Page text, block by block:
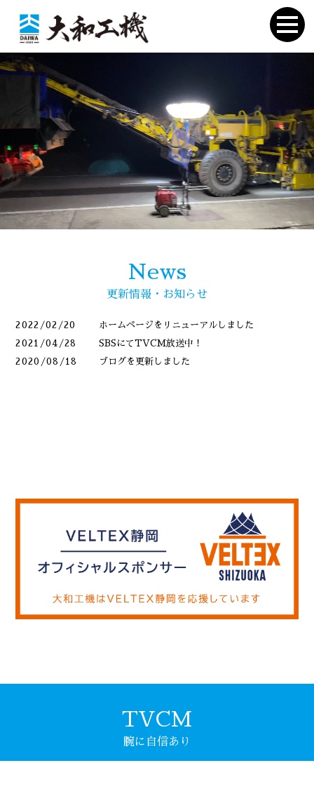
News
更新情報・お知らせ
2022/02/20
ホームページをリニューアルしました
2021/04/28
SBSにてTVCM放送中！
2020/08/18
ブログを更新しました
TVCM
腕に自信あり